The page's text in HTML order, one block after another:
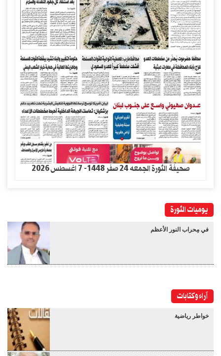
صحيفة الثورة الجمعه 24 صفر 1448- 7 اغسطس 2026
يوميات الثورة
في مِحراب النور الأعظم
آراء وكتابات
خواطر رياضية